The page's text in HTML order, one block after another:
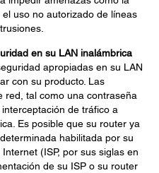
uso no autorizado de líneas
en su LAN inalámbrica
apropiadas en su LAN
con su producto. Las
red, tal como una contraseña
de tráfico a
Es posible que su router ya
habilitada por su
(ISP, por sus siglas en
de su ISP o su router